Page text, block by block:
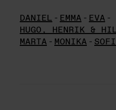
DANIEL - EMMA - EVA -
HUGO, HENRIK &
MARTA - MONIKA -